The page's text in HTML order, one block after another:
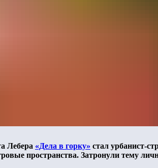
Лебера «Дела в горку» стал урбанист-
пространства. Затронули тему